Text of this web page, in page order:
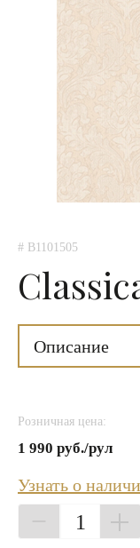
# B1101505
Описание
Розничная цена:
1 990 руб./рул
Узнать о
1